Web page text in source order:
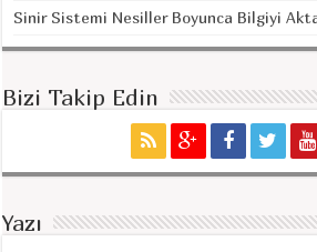
Sinir Sistemi Nesiller Boyunca Bilgiyi
Bizi Takip Edin
Yazı